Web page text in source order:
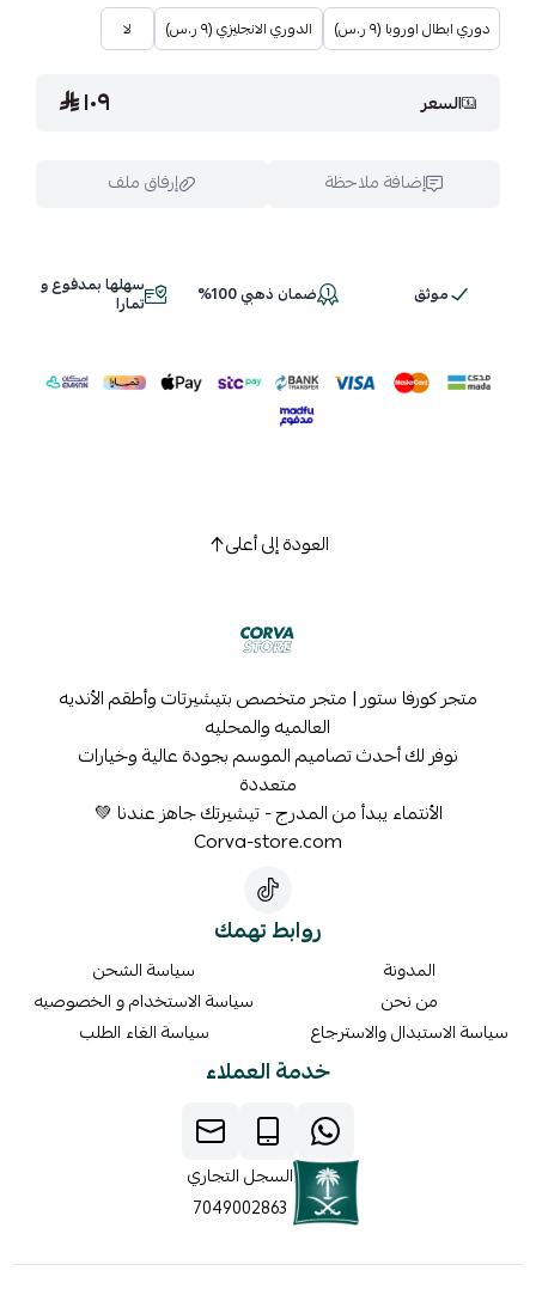
دوري ابطال اوروبا (٩ ر.س) الدوري الانجليزي (٩ ر.س) لا
السعر ١٠٩
إضافة ملاحظة إرفاق ملف
اسحب و افلت الملف هنا
موثق ضمان ذهبي 100% سهلها بمدفوع و
تمارا
العودة إلى أعلى
متجر كورفا ستور | متجر متخصص بتيشيرتات وأطقم الأنديه
العالميه والمحليه
نوفر لك أحدث تصاميم الموسم بجودة عالية وخيارات
متعددة
الأنتماء يبدأ من المدرج - تيشيرتك جاهز عندنا 💚
Corva-store.com
روابط تهمك
المدونة
من نحن
سياسة الاستبدال والاسترجاع
سياسة الشحن
سياسة الاستخدام و الخصوصيه
سياسة الغاء الطلب
خدمة العملاء
السجل التجاري
7049002863